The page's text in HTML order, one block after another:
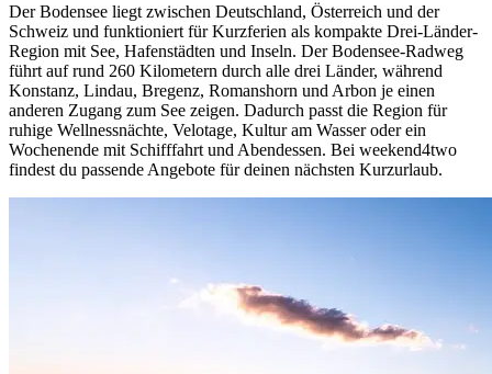
Der Bodensee liegt zwischen Deutschland, Österreich und der
Schweiz und funktioniert für Kurzferien als kompakte Drei-Länder-
Region mit See, Hafenstädten und Inseln. Der Bodensee-Radweg
führt auf rund 260 Kilometern durch alle drei Länder, während
Konstanz, Lindau, Bregenz, Romanshorn und Arbon je einen
anderen Zugang zum See zeigen. Dadurch passt die Region für
ruhige Wellnessnächte, Velotage, Kultur am Wasser oder ein
Wochenende mit Schifffahrt und Abendessen. Bei weekend4two
findest du passende Angebote für deinen nächsten Kurzurlaub.